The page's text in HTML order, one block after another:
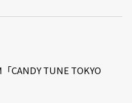
CANDY TUNE TOKYO